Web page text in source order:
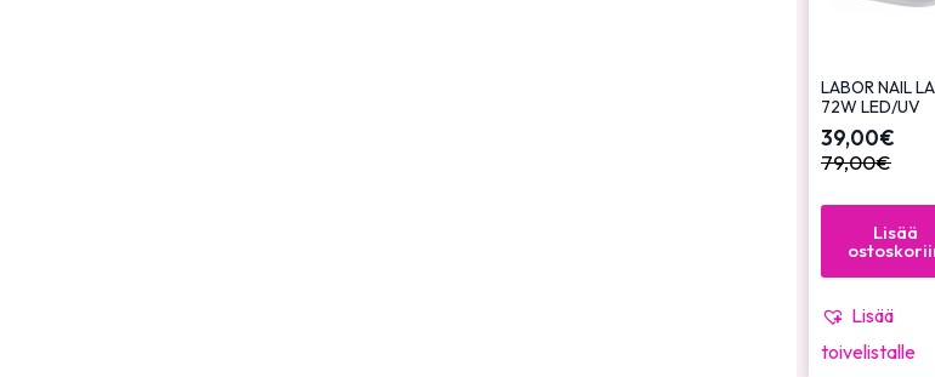
LABOR NAIL
72W LED/UV
79,00€
39,00€
Lisää
Lisää
toivelistalle